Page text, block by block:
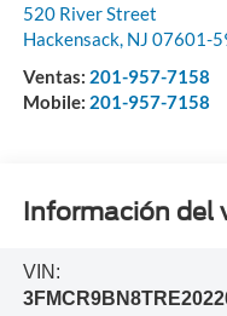
520 River Street
Hackensack, NJ 07601-
Ventas: 201-957-7158
Mobile: 201-957-7158
Información del
VIN: